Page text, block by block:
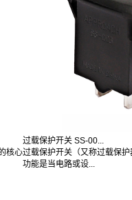
核心
过载保护开关 SS-00...
过载保护开关（又称过载保
功能是当电路或设...